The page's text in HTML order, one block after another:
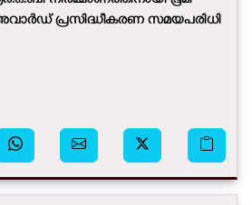
പ്രസിദ്ധീകരണ സമയപരിധി